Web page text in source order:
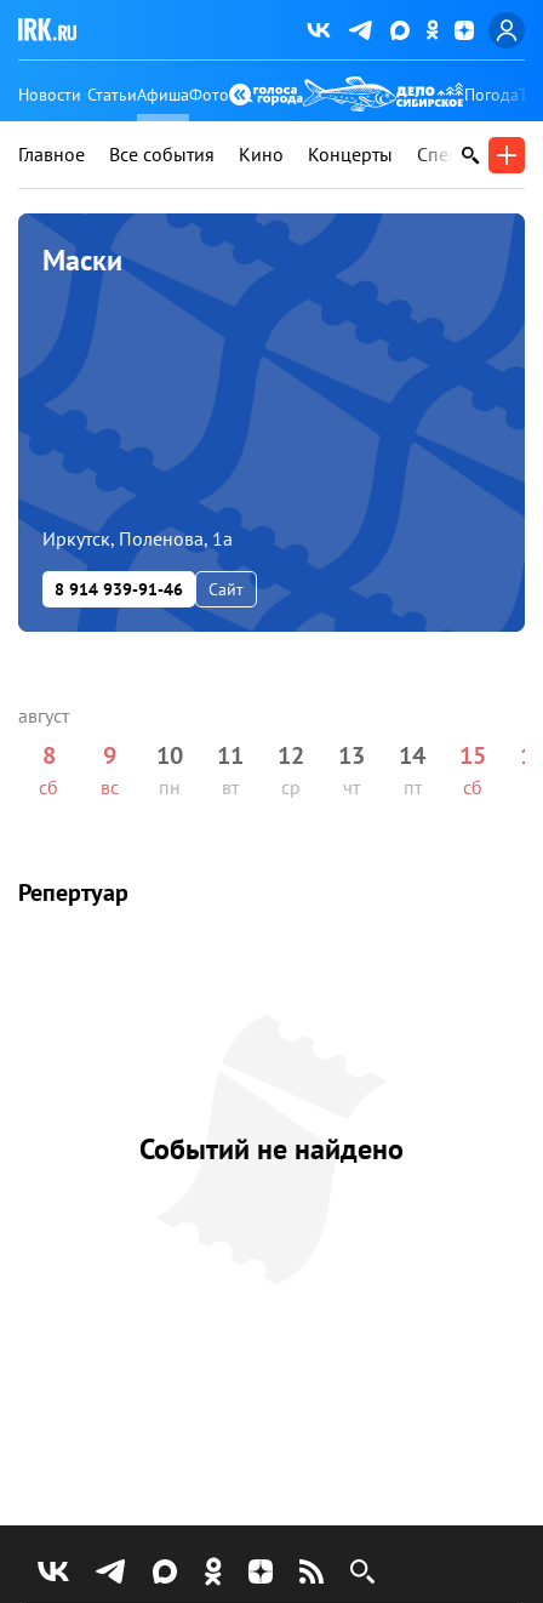
Новости СтатьиАфишаФото Погода
Главное Все события Кино Концерты Спектакли
Маски
Иркутск, Поленова, 1а
8 914 939-91-46 Сайт
8
сб
9
вс
10
пн
11
вт
12
ср
13
чт
14
пт
15
сб
Репертуар
Событий не найдено